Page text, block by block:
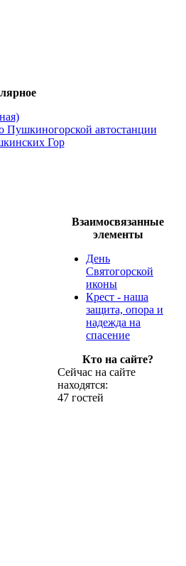
Пушкиногорской автостанции
Гор
Взаимосвязанные
элементы
День
Святогорской
иконы
Крест - наша
защита, опора и
надежда на
спасение
Кто на сайте?
Сейчас на сайте
находятся:
47 гостей